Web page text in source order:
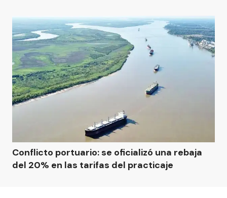
Conflicto portuario: se oficializó una rebaja
del 20% en las tarifas del practicaje